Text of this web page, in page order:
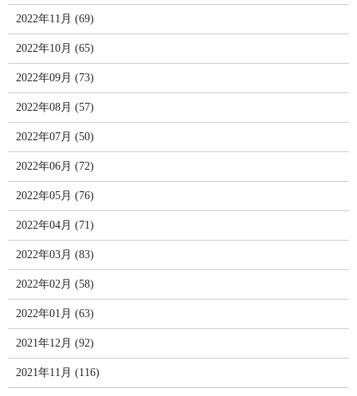
2022年11月 (69)
2022年10月 (65)
2022年09月 (73)
2022年08月 (57)
2022年07月 (50)
2022年06月 (72)
2022年05月 (76)
2022年04月 (71)
2022年03月 (83)
2022年02月 (58)
2022年01月 (63)
2021年12月 (92)
2021年11月 (116)